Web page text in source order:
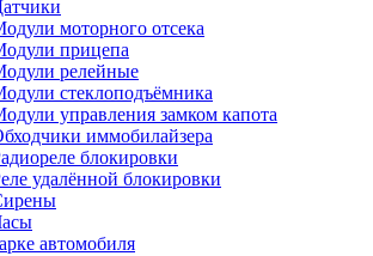
моторного отсека
прицепа
релейные
стеклоподъёмника
управления замком капота
иммобилайзера
блокировки
удалённой блокировки
автомобиля